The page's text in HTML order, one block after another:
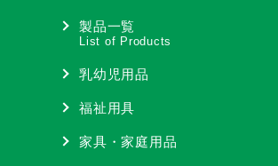
製品一覧
List of Products
乳幼児用品
福祉用具
家具・家庭用品